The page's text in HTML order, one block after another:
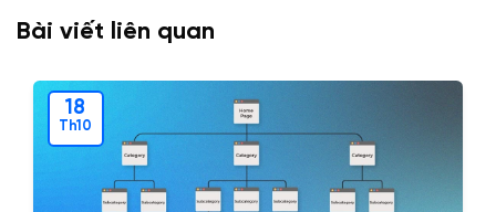
Bài viết liên quan
18
Th10